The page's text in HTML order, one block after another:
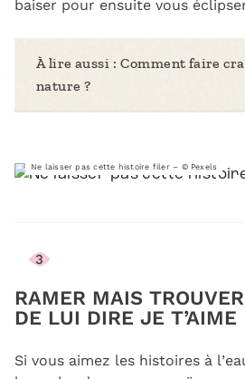
baiser pour ensuite vous
À lire aussi : Comment faire
nature ?
Ne laisser pas cette histoire filer – © Pexels
3
RAMER MAIS
DE LUI DIRE JE T’AIME
Si vous aimez les histoires à